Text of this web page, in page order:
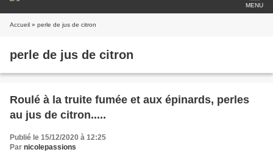
MENU
Accueil » perle de jus de citron
perle de jus de citron
Roulé à la truite fumée et aux épinards, perles
au jus de citron.....
Publié le 15/12/2020 à 12:25
Par nicolepassions